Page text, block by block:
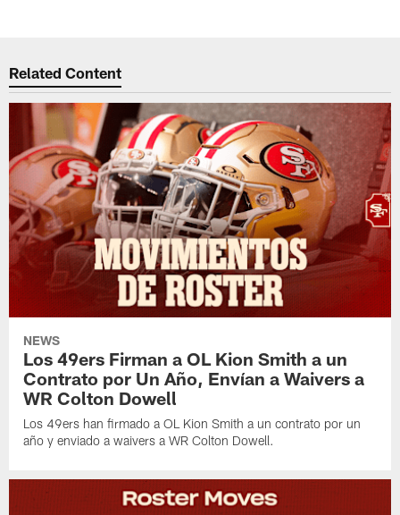
Related Content
NEWS
Los 49ers Firman a OL Kion Smith a un
Contrato por Un Año, Envían a Waivers a
WR Colton Dowell
Los 49ers han firmado a OL Kion Smith a un contrato por un
año y enviado a waivers a WR Colton Dowell.